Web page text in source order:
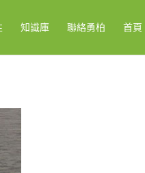
知識庫 聯絡勇柏 首頁